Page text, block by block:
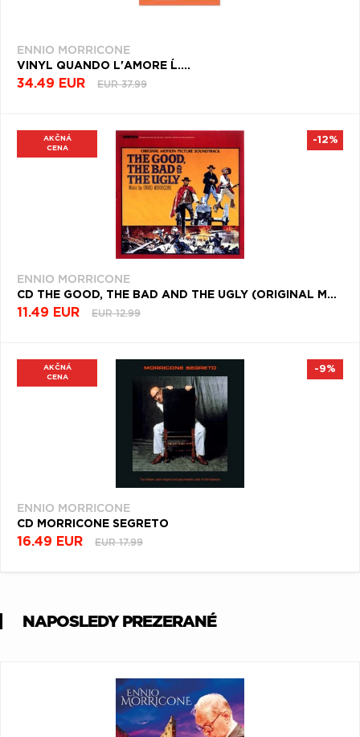
ENNIO MORRICONE
VINYL QUANDO L'AMORE Ĺ....
34.49 EUR EUR 37.99
AKČNÁ
CENA
ENNIO MORRICONE
CD THE GOOD, THE BAD AND THE UGLY (ORIGINAL MOTION PICTURE SOUNDTRACK) (EXTENDED VERSION)
11.49 EUR EUR 12.99
-12%
AKČNÁ
CENA
ENNIO MORRICONE
CD MORRICONE SEGRETO
16.49 EUR EUR 17.99
-9%
NAPOSLEDY PREZERANÉ